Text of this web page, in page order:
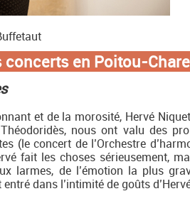
concerts en Poitou-
et de la morosité, Hervé
nous ont valu des
(le concert de l’Orchestre
fait les choses sérieusement,
larmes, de l’émotion la plus
entré dans l’intimité de goûts